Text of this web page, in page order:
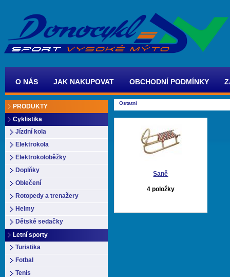
O NÁS JAK NAKUPOVAT OBCHODNÍ PODMÍNKY
PRODUKTY
Cyklistika
Jízdní kola
Elektrokola
Elektrokoloběžky
Doplňky
Oblečení
Rotopedy a trenažery
Helmy
Dětské sedačky
Letní sporty
Turistika
Fotbal
Tenis
Ostatní
Saně
4 položky